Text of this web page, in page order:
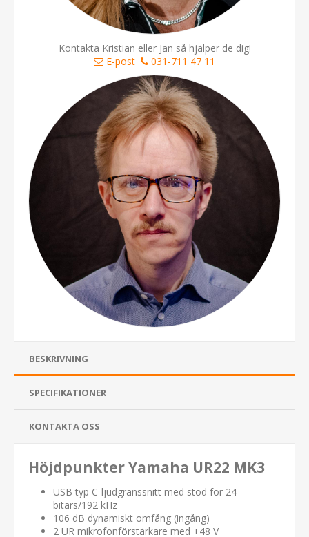
Kontakta Kristian eller Jan så hjälper de dig!
E-post
031-711 47 11
BESKRIVNING
SPECIFIKATIONER
KONTAKTA OSS
Höjdpunkter Yamaha UR22 MK3
USB typ C-ljudgränssnitt med stöd för 24-
bitars/192 kHz
106 dB dynamiskt omfång (ingång)
2 UR mikrofonförstärkare med +48 V